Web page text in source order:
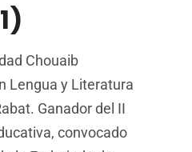
Chouaib
Lengua y Literatura
Ganador del II
convocado